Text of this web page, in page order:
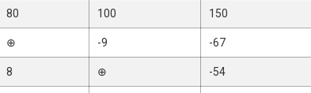
80 100 150
⊕ -9 -67
8 ⊕ -54